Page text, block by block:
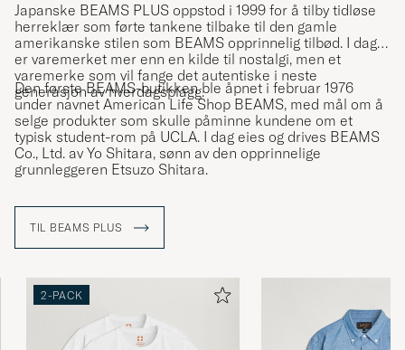
Japanske BEAMS PLUS oppstod i 1999 for å tilby tidløse
herreklær som førte tankene tilbake til den gamle
amerikanske stilen som BEAMS opprinnelig tilbød. I dag
er varemerket mer enn en kilde til nostalgi, men et
varemerke som vil fange det autentiske i neste
generasjon av hverdagsplagg.
Den første BEAMS-butikken ble åpnet i februar 1976
under navnet American Life Shop BEAMS, med mål om å
selge produkter som skulle påminne kundene om et
typisk student-rom på UCLA. I dag eies og drives BEAMS
Co., Ltd. av Yo Shitara, sønn av den opprinnelige
grunnleggeren Etsuzo Shitara.
TIL BEAMS PLUS
2-PACK